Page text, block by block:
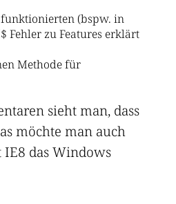
(bspw. in
Fehler zu Features erklärt
Methode für
sieht man, dass
möchte man auch
das Windows